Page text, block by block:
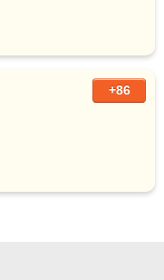
+86